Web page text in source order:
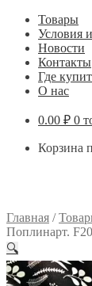
Товары
Условия
Новости
Контакты
Где
О нас
0.00 ₽ 0
Корзина
Мы
Главная /
Поплинарт.
🔍